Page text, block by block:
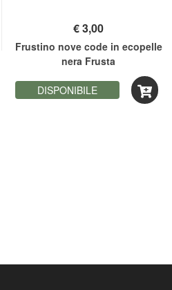
€3,00
Frustino nove code in ecopelle
nera Frusta
DISPONIBILE